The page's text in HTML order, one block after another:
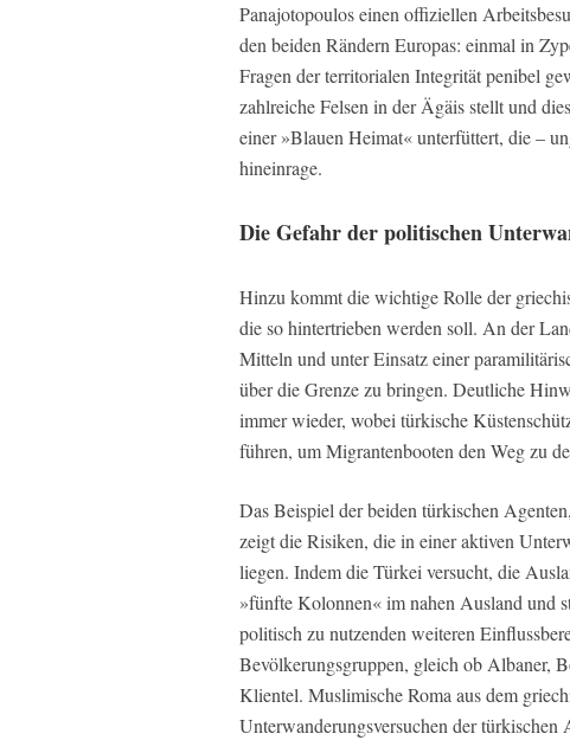
Panajotopoulos einen offiziellen
den beiden Rändern Europas: einmal in
Fragen der territorialen Integrität penibel
zahlreiche Felsen in der Ägäis stellt und
einer »Blauen Heimat« unterfüttert, die –
hineinrage.
Die Gefahr der politischen
Hinzu kommt die wichtige Rolle der
die so hintertrieben werden soll. An der
Mitteln und unter Einsatz einer
über die Grenze zu bringen. Deutliche
immer wieder, wobei türkische
führen, um Migrantenbooten den Weg zu
Das Beispiel der beiden türkischen
zeigt die Risiken, die in einer aktiven
liegen. Indem die Türkei versucht, die
»fünfte Kolonnen« im nahen Ausland und
politisch zu nutzenden weiteren
Bevölkerungsgruppen, gleich ob Albaner,
Klientel. Muslimische Roma aus dem
Unterwanderungsversuchen der türkischen